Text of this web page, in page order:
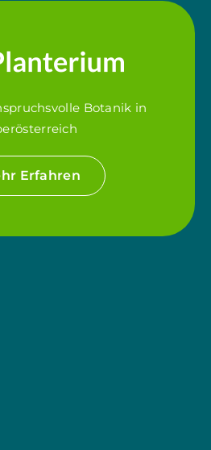
Botanik in
Erfahren